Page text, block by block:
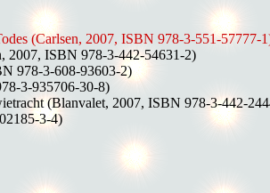
(Carlsen, 2007, ISBN 978-3-551-57777-
2007, ISBN 978-3-442-54631-2)
978-3-608-93603-2)
3-935706-30-8)
(Blanvalet, 2007, ISBN 978-3-442-
3-4)